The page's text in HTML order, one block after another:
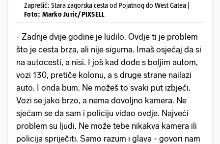
Zaprešić: Stara zagorska cesta od Pojatnog do West Gatea |
Foto: Marko Juric/PIXSELL
- Zadnje dvije godine je ludilo. Ovdje ti je problem
što je cesta brza, ali nije sigurna. Imaš osjećaj da si
na autocesti, a nisi. I još kad dođe s boljim autom,
vozi 130, pretiče kolonu, a s druge strane nailazi
auto. I onda bum. Ne možeš to svaki put izbjeći.
Vozi se jako brzo, a nema dovoljno kamera. Ne
sjećam se da sam i policiju viđao ovdje. Najveći
problem su ljudi. Ne može tebe nikakva kamera ili
policija spriječiti. Samo razum i glava - govori nam